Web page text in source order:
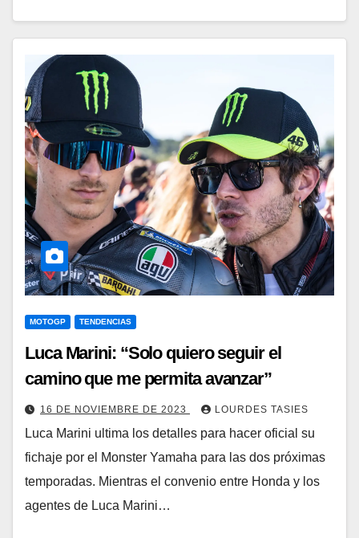
MOTOGP TENDENCIAS
Luca Marini: “Solo quiero seguir el
camino que me permita avanzar”
16 DE NOVIEMBRE DE 2023 LOURDES TASIES
Luca Marini ultima los detalles para hacer oficial su
fichaje por el Monster Yamaha para las dos próximas
temporadas. Mientras el convenio entre Honda y los
agentes de Luca Marini…